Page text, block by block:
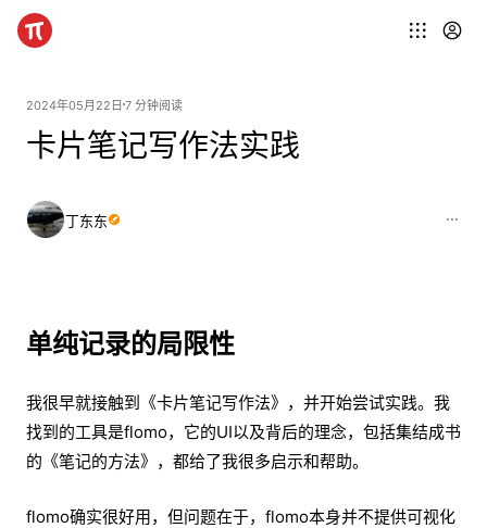
2024年05月22日 7 分钟阅读
卡片笔记写作法实践
丁东东
单纯记录的局限性
我很早就接触到《卡片笔记写作法》，并开始尝试实践。我
找到的工具是flomo，它的UI以及背后的理念，包括集结成书
的《笔记的方法》，都给了我很多启示和帮助。
flomo确实很好用，但问题在于，flomo本身并不提供可视化